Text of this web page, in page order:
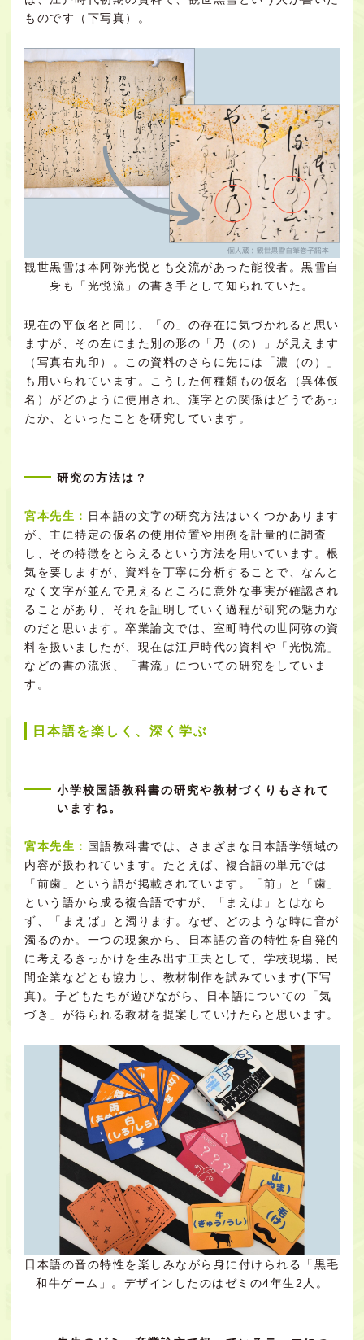
ものです（下写真）。
観世黒雪は本阿弥光悦とも交流があった能役者。黒雪自
身も「光悦流」の書き手として知られていた。
現在の平仮名と同じ、「の」の存在に気づかれると思い
ますが、その左にまた別の形の「乃（の）」が見えます
（写真右丸印）。この資料のさらに先には「濃（の）」
も用いられています。こうした何種類もの仮名（異体仮
名）がどのように使用され、漢字との関係はどうであっ
たか、といったことを研究しています。
研究の方法は？
宮本先生： 日本語の文字の研究方法はいくつかあります
が、主に特定の仮名の使用位置や用例を計量的に調査
し、その特徴をとらえるという方法を用いています。根
気を要しますが、資料を丁寧に分析することで、なんと
なく文字が並んで見えるところに意外な事実が確認され
ることがあり、それを証明していく過程が研究の魅力な
のだと思います。卒業論文では、室町時代の世阿弥の資
料を扱いましたが、現在は江戸時代の資料や「光悦流」
などの書の流派、「書流」についての研究をしていま
す。
日本語を楽しく、深く学ぶ
小学校国語教科書の研究や教材づくりもされて
いますね。
宮本先生： 国語教科書では、さまざまな日本語学領域の
内容が扱われています。たとえば、複合語の単元では
「前歯」という語が掲載されています。「前」と「歯」
という語から成る複合語ですが、「まえは」とはなら
ず、「まえば」と濁ります。なぜ、どのような時に音が
濁るのか。一つの現象から、日本語の音の特性を自発的
に考えるきっかけを生み出す工夫として、学校現場、民
間企業などとも協力し、教材制作を試みています(下写
真)。子どもたちが遊びながら、日本語についての「気
づき」が得られる教材を提案していけたらと思います。
日本語の音の特性を楽しみながら身に付けられる「黒毛
和牛ゲーム」。デザインしたのはゼミの4年生2人。